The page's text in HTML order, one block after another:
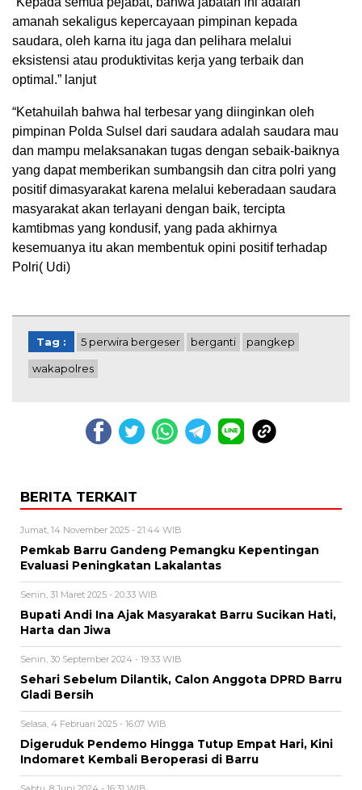
amanah sekaligus kepercayaan pimpinan kepada
saudara, oleh karna itu jaga dan pelihara melalui
eksistensi atau produktivitas kerja yang terbaik dan
optimal.” lanjut
“Ketahuilah bahwa hal terbesar yang diinginkan oleh
pimpinan Polda Sulsel dari saudara adalah saudara mau
dan mampu melaksanakan tugas dengan sebaik-baiknya
yang dapat memberikan sumbangsih dan citra polri yang
positif dimasyarakat karena melalui keberadaan saudara
masyarakat akan terlayani dengan baik, tercipta
kamtibmas yang kondusif, yang pada akhirnya
kesemuanya itu akan membentuk opini positif terhadap
Polri( Udi)
Tag : 5 perwira bergeser berganti pangkep
wakapolres
BERITA TERKAIT
Jumat, 14 November 2025 - 21:44 WIB
Pemkab Barru Gandeng Pemangku Kepentingan
Evaluasi Peningkatan Lakalantas
Senin, 31 Maret 2025 - 20:33 WIB
Bupati Andi Ina Ajak Masyarakat Barru Sucikan Hati,
Harta dan Jiwa
Senin, 30 September 2024 - 19:33 WIB
Sehari Sebelum Dilantik, Calon Anggota DPRD Barru
Gladi Bersih
Selasa, 4 Februari 2025 - 16:07 WIB
Digeruduk Pendemo Hingga Tutup Empat Hari, Kini
Indomaret Kembali Beroperasi di Barru